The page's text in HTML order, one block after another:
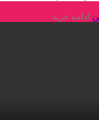
ادامه خرید